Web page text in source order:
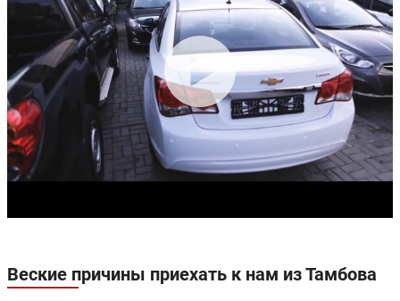
Веские причины приехать к нам из Тамбова